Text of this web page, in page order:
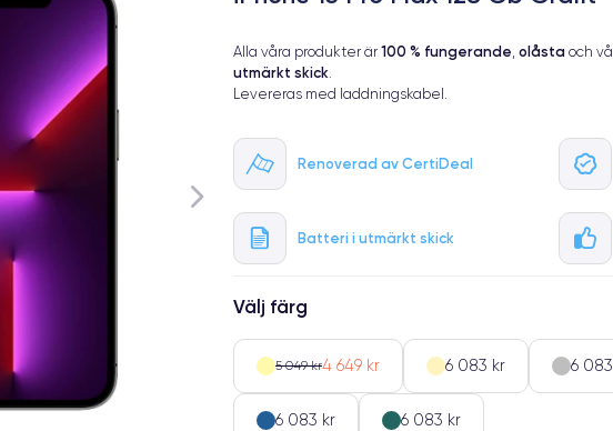
Alla våra produkter är 100 % fungerande olåsta och
utmärkt skick
Levereras med laddningskabel.
Renoverad av CertiDeal
Batteri i utmärkt skick
Välj färg
5 049 kr4 649 kr 6 083 kr 6
6 083 kr 6 083 kr